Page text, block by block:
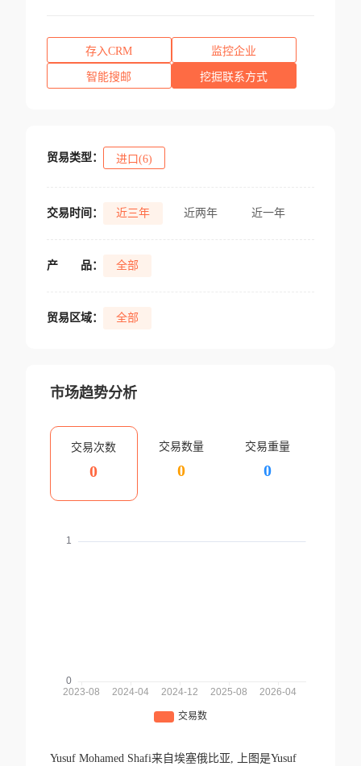
存入CRM 监控企业
智能搜邮 挖掘联系方式
贸易类型： 进口(6)
交易时间： 近三年 近两年 近一年
产 品： 全部
贸易区域： 全部
市场趋势分析
交易次数
0
交易数量
0
交易重量
0
Yusuf Mohamed Shafi来自埃塞俄比亚,
上图是Yusuf